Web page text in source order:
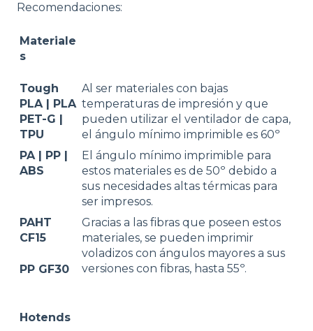
Recomendaciones:
Materiale
s
Tough
PLA |
PLA
PET-G |
TPU
Al ser materiales con bajas
temperaturas de impresión y que
pueden utilizar el ventilador de capa,
el ángulo mínimo imprimible es 60º
PA | PP |
ABS
El ángulo mínimo imprimible para
estos materiales es de 50º debido a
sus necesidades altas térmicas para
ser impresos.
PAHT
CF15
PP GF30
Gracias a las fibras que poseen estos
materiales, se pueden imprimir
voladizos con ángulos mayores a sus
versiones con fibras, hasta 55º.
Hotends